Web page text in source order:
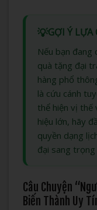
💡GỢI Ý LỰA
Nếu bạn đang
quà tặng đại
hàng phổ
là cứu cánh
thể hiện vị thế
hiệu lớn, hãy
quyền dạng
đại sang
Câu Chuyện
Biến Thành Uy